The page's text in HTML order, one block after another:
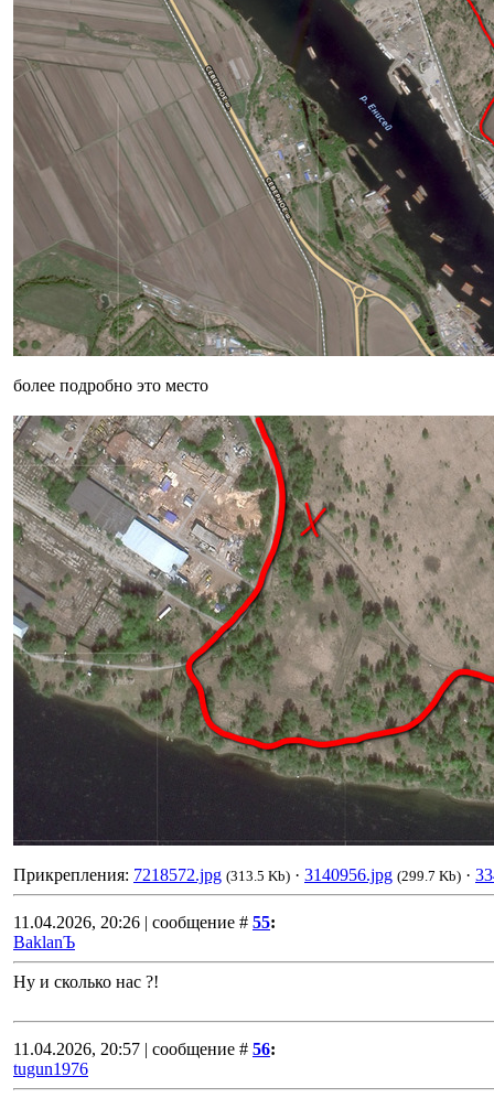
более подробно это место
Прикрепления: 7218572.jpg (313.5 Kb) · 3140956.jpg (299.7 Kb) ·
11.04.2026, 20:26 | сообщение # 55:
BaklanЪ
Ну и сколько нас ?!
11.04.2026, 20:57 | сообщение # 56:
tugun1976